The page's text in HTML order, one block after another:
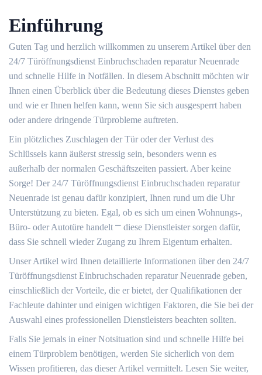
Einführung
Guten Tag und herzlich willkommen zu unserem Artikel über den
24/7 Türöffnungsdienst Einbruchschaden reparatur Neuenrade
und schnelle Hilfe in Notfällen. In diesem Abschnitt möchten wir
Ihnen einen Überblick über die Bedeutung dieses Dienstes geben
und wie er Ihnen helfen kann, wenn Sie sich ausgesperrt haben
oder andere dringende Türprobleme auftreten.​
Ein plötzliches Zuschlagen der Tür oder der Verlust des
Schlüssels kann äußerst stressig sein, besonders wenn es
außerhalb der normalen Geschäftszeiten passiert.​ Aber keine
Sorge!​ Der 24/7 Türöffnungsdienst Einbruchschaden reparatur
Neuenrade ist genau dafür konzipiert, Ihnen rund um die Uhr
Unterstützung zu bieten.​ Egal, ob es sich um einen Wohnungs-,
Büro- oder Autotüre handelt ⎻ diese Dienstleister sorgen dafür,
dass Sie schnell wieder Zugang zu Ihrem Eigentum erhalten.​
Unser Artikel wird Ihnen detaillierte Informationen über den 24/7
Türöffnungsdienst Einbruchschaden reparatur Neuenrade geben,
einschließlich der Vorteile, die er bietet, der Qualifikationen der
Fachleute dahinter und einigen wichtigen Faktoren, die Sie bei der
Auswahl eines professionellen Dienstleisters beachten sollten.​
Falls Sie jemals in einer Notsituation sind und schnelle Hilfe bei
einem Türproblem benötigen, werden Sie sicherlich von dem
Wissen profitieren, das dieser Artikel vermittelt.​ Lesen Sie weiter,